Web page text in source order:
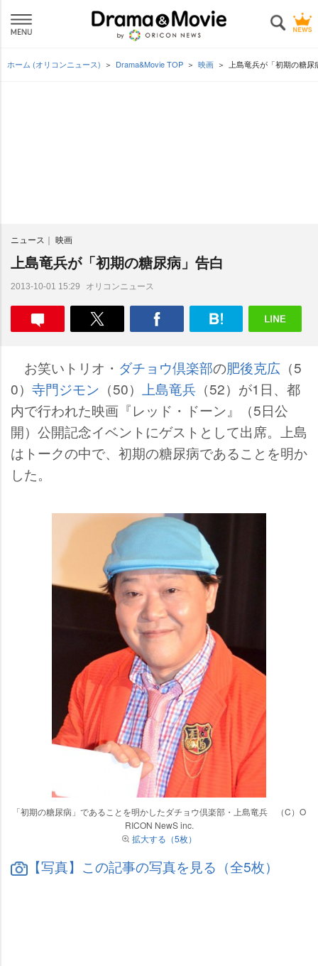
ホーム (オリコンニュース) Drama&Movie TOP 映画 上島竜兵が「初期の糖尿
ニュース 映画
上島竜兵が「初期の糖尿病」告白
2013-10-01 15:29 オリコンニュース
お笑いトリオ・ ダチョウ倶楽部の肥後克広 （5
0） 寺門ジモン （50） 上島竜兵 （52）が1日、都
内で行われた映画『レッド・ドーン』（5日公
開）公開記念イベントにゲストとして出席。上島
はトークの中で、初期の糖尿病であることを明か
した。
「初期の糖尿病」であることを明かしたダチョウ倶楽部・上島竜兵 （C）O
RICON NewS inc.
拡大する（5枚）
【写真】この記事の写真を見る（全5枚）